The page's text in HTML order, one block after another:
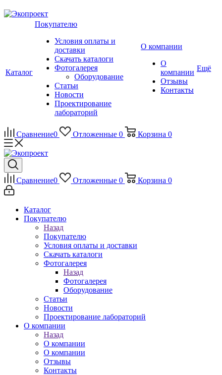
Каталог
Покупателю
Условия оплаты и
доставки
Скачать каталоги
Фотогалерея
Оборудование
Статьи
Новости
Проектирование
лабораторий
О компании
О
компании
Отзывы
Контакты
Ещё
Сравнение0 Отложенные 0 Корзина 0
Сравнение0 Отложенные 0 Корзина 0
Каталог
Покупателю
Назад
Покупателю
Условия оплаты и доставки
Скачать каталоги
Фотогалерея
Назад
Фотогалерея
Оборудование
Статьи
Новости
Проектирование лабораторий
О компании
Назад
О компании
О компании
Отзывы
Контакты